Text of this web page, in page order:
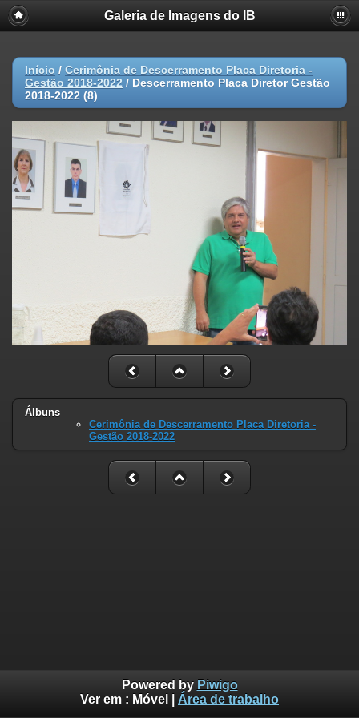
Galeria de Imagens do IB
Início / Cerimônia de Descerramento Placa Diretoria -
Gestão 2018-2022 / Descerramento Placa Diretor Gestão
2018-2022 (8)
Álbuns
Cerimônia de Descerramento Placa Diretoria -
Gestão 2018-2022
Powered by Piwigo
Ver em : Móvel Área de trabalho